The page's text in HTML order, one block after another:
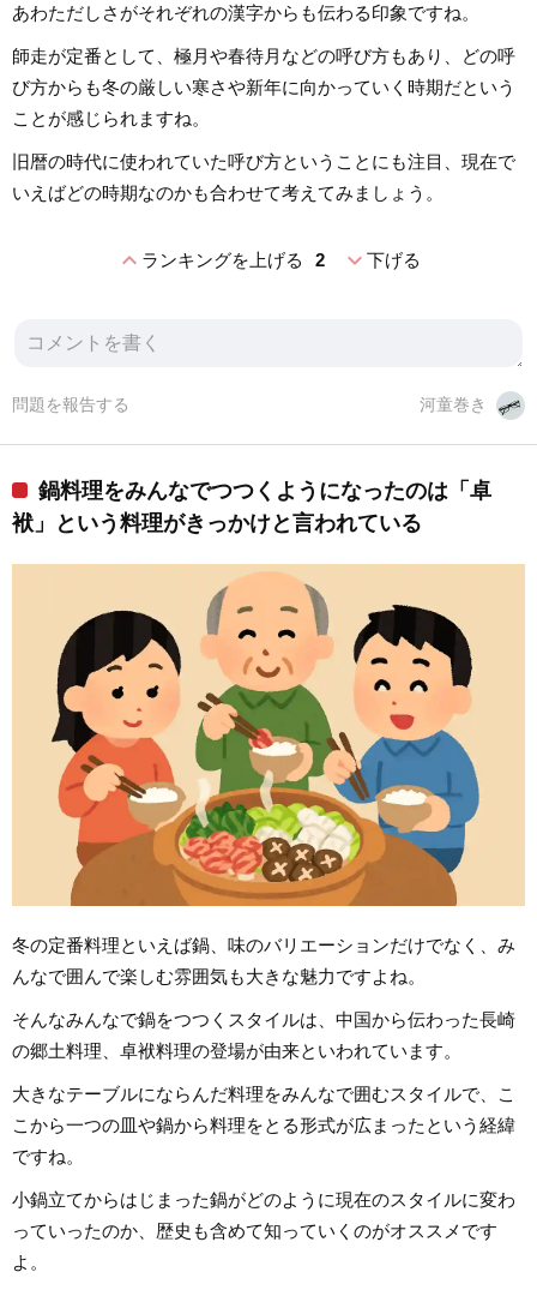
あわただしさがそれぞれの漢字からも伝わる印象ですね。
師走が定番として、極月や春待月などの呼び方もあり、どの呼
び方からも冬の厳しい寒さや新年に向かっていく時期だという
ことが感じられますね。
旧暦の時代に使われていた呼び方ということにも注目、現在で
いえばどの時期なのかも合わせて考えてみましょう。
expand_lessランキングを上げる 2 expand_more下げる
河童巻き
問題を報告する
鍋料理をみんなでつつくようになったのは「卓
袱」という料理がきっかけと言われている
冬の定番料理といえば鍋、味のバリエーションだけでなく、み
んなで囲んで楽しむ雰囲気も大きな魅力ですよね。
そんなみんなで鍋をつつくスタイルは、中国から伝わった長崎
の郷土料理、卓袱料理の登場が由来といわれています。
大きなテーブルにならんだ料理をみんなで囲むスタイルで、こ
こから一つの皿や鍋から料理をとる形式が広まったという経緯
ですね。
小鍋立てからはじまった鍋がどのように現在のスタイルに変わ
っていったのか、歴史も含めて知っていくのがオススメです
よ。